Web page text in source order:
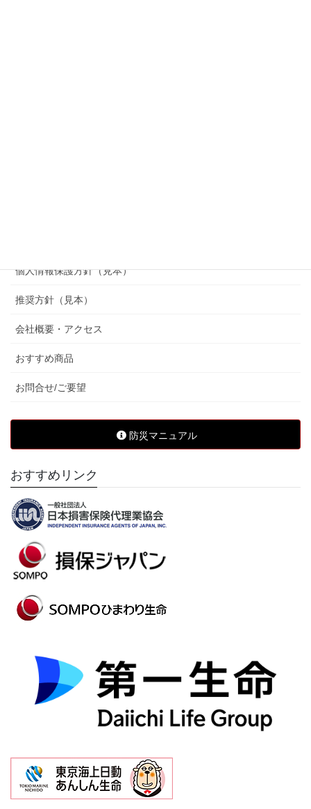
個人情報保護方針（見本）
推奨方針（見本）
会社概要・アクセス
おすすめ商品
お問合せ/ご要望
防災マニュアル
おすすめリンク